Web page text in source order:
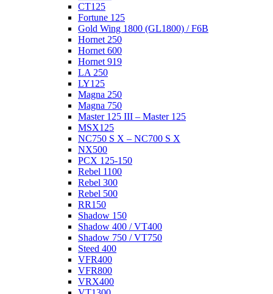
CT125
Fortune 125
Gold Wing 1800 (GL1800) / F6B
Hornet 250
Hornet 600
Hornet 919
LA 250
LY125
Magna 250
Magna 750
Master 125 III – Master 125
MSX125
NC750 S X – NC700 S X
NX500
PCX 125-150
Rebel 1100
Rebel 300
Rebel 500
RR150
Shadow 150
Shadow 400 / VT400
Shadow 750 / VT750
Steed 400
VFR400
VFR800
VRX400